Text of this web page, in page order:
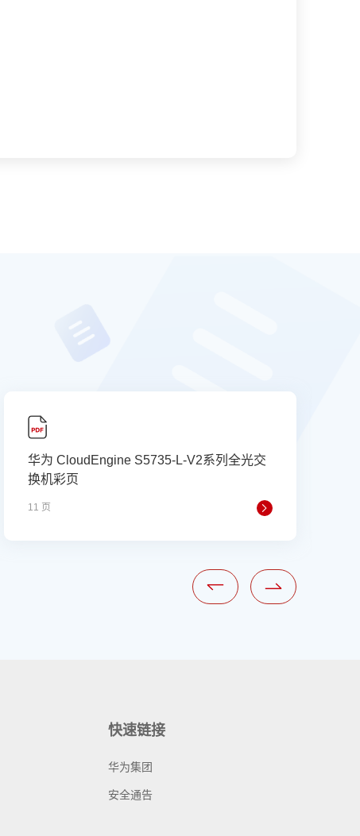
华为 CloudEngine S5735-L-V2系列全光交
换机彩页
11 页
快速链接
华为集团
安全通告